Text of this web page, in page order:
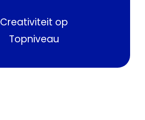
Creativiteit op
Topniveau